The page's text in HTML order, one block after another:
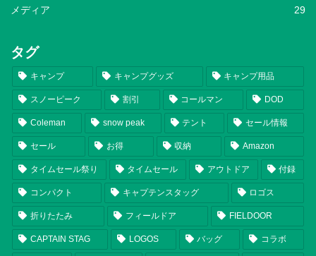
メディア 29
タグ
キャンプ キャンプグッズ キャンプ用品
スノーピーク 割引 コールマン DOD
Coleman snow peak テント セール情報
セール お得 収納 Amazon
タイムセール祭り タイムセール アウトドア 付録
コンパクト キャプテンスタッグ ロゴス
折りたたみ フィールドア FIELDOOR
CAPTAIN STAG LOGOS バッグ コラボ